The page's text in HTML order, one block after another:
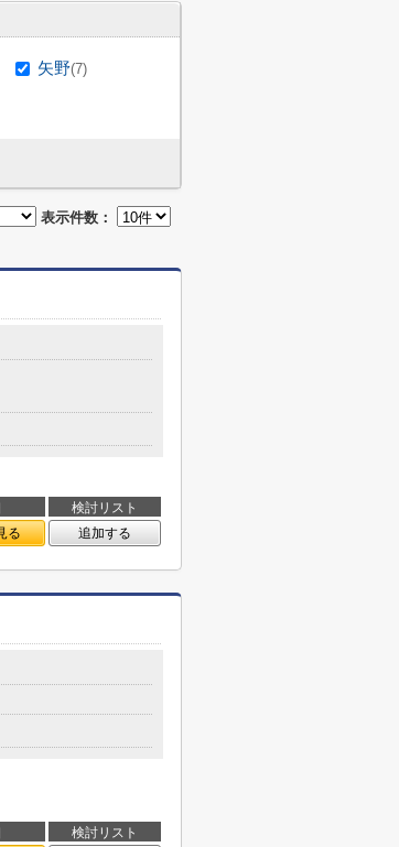
矢野(7)
表示件数：
検討リスト
る 追加する
検討リスト